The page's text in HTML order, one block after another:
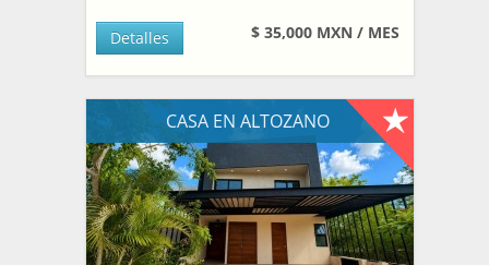
$ 35,000 MXN / MES
Detalles
CASA EN ALTOZANO